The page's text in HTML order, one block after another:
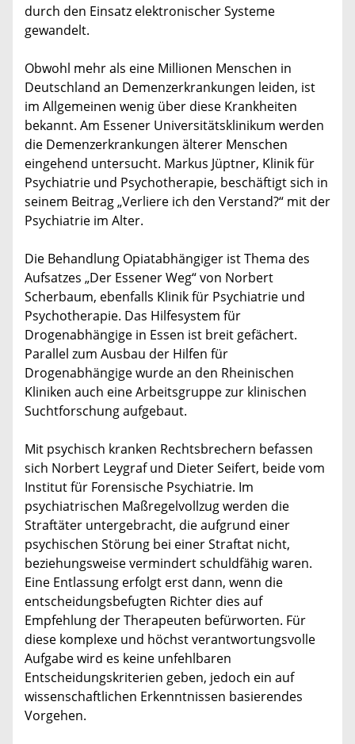
durch den Einsatz elektronischer Systeme
gewandelt.
Obwohl mehr als eine Millionen Menschen in
Deutschland an Demenzerkrankungen leiden, ist
im Allgemeinen wenig über diese Krankheiten
bekannt. Am Essener Universitätsklinikum werden
die Demenzerkrankungen älterer Menschen
eingehend untersucht. Markus Jüptner, Klinik für
Psychiatrie und Psychotherapie, beschäftigt sich in
seinem Beitrag „Verliere ich den Verstand?“ mit der
Psychiatrie im Alter.
Die Behandlung Opiatabhängiger ist Thema des
Aufsatzes „Der Essener Weg“ von Norbert
Scherbaum, ebenfalls Klinik für Psychiatrie und
Psychotherapie. Das Hilfesystem für
Drogenabhängige in Essen ist breit gefächert.
Parallel zum Ausbau der Hilfen für
Drogenabhängige wurde an den Rheinischen
Kliniken auch eine Arbeitsgruppe zur klinischen
Suchtforschung aufgebaut.
Mit psychisch kranken Rechtsbrechern befassen
sich Norbert Leygraf und Dieter Seifert, beide vom
Institut für Forensische Psychiatrie. Im
psychiatrischen Maßregelvollzug werden die
Straftäter untergebracht, die aufgrund einer
psychischen Störung bei einer Straftat nicht,
beziehungsweise vermindert schuldfähig waren.
Eine Entlassung erfolgt erst dann, wenn die
entscheidungsbefugten Richter dies auf
Empfehlung der Therapeuten befürworten. Für
diese komplexe und höchst verantwortungsvolle
Aufgabe wird es keine unfehlbaren
Entscheidungskriterien geben, jedoch ein auf
wissenschaftlichen Erkenntnissen basierendes
Vorgehen.